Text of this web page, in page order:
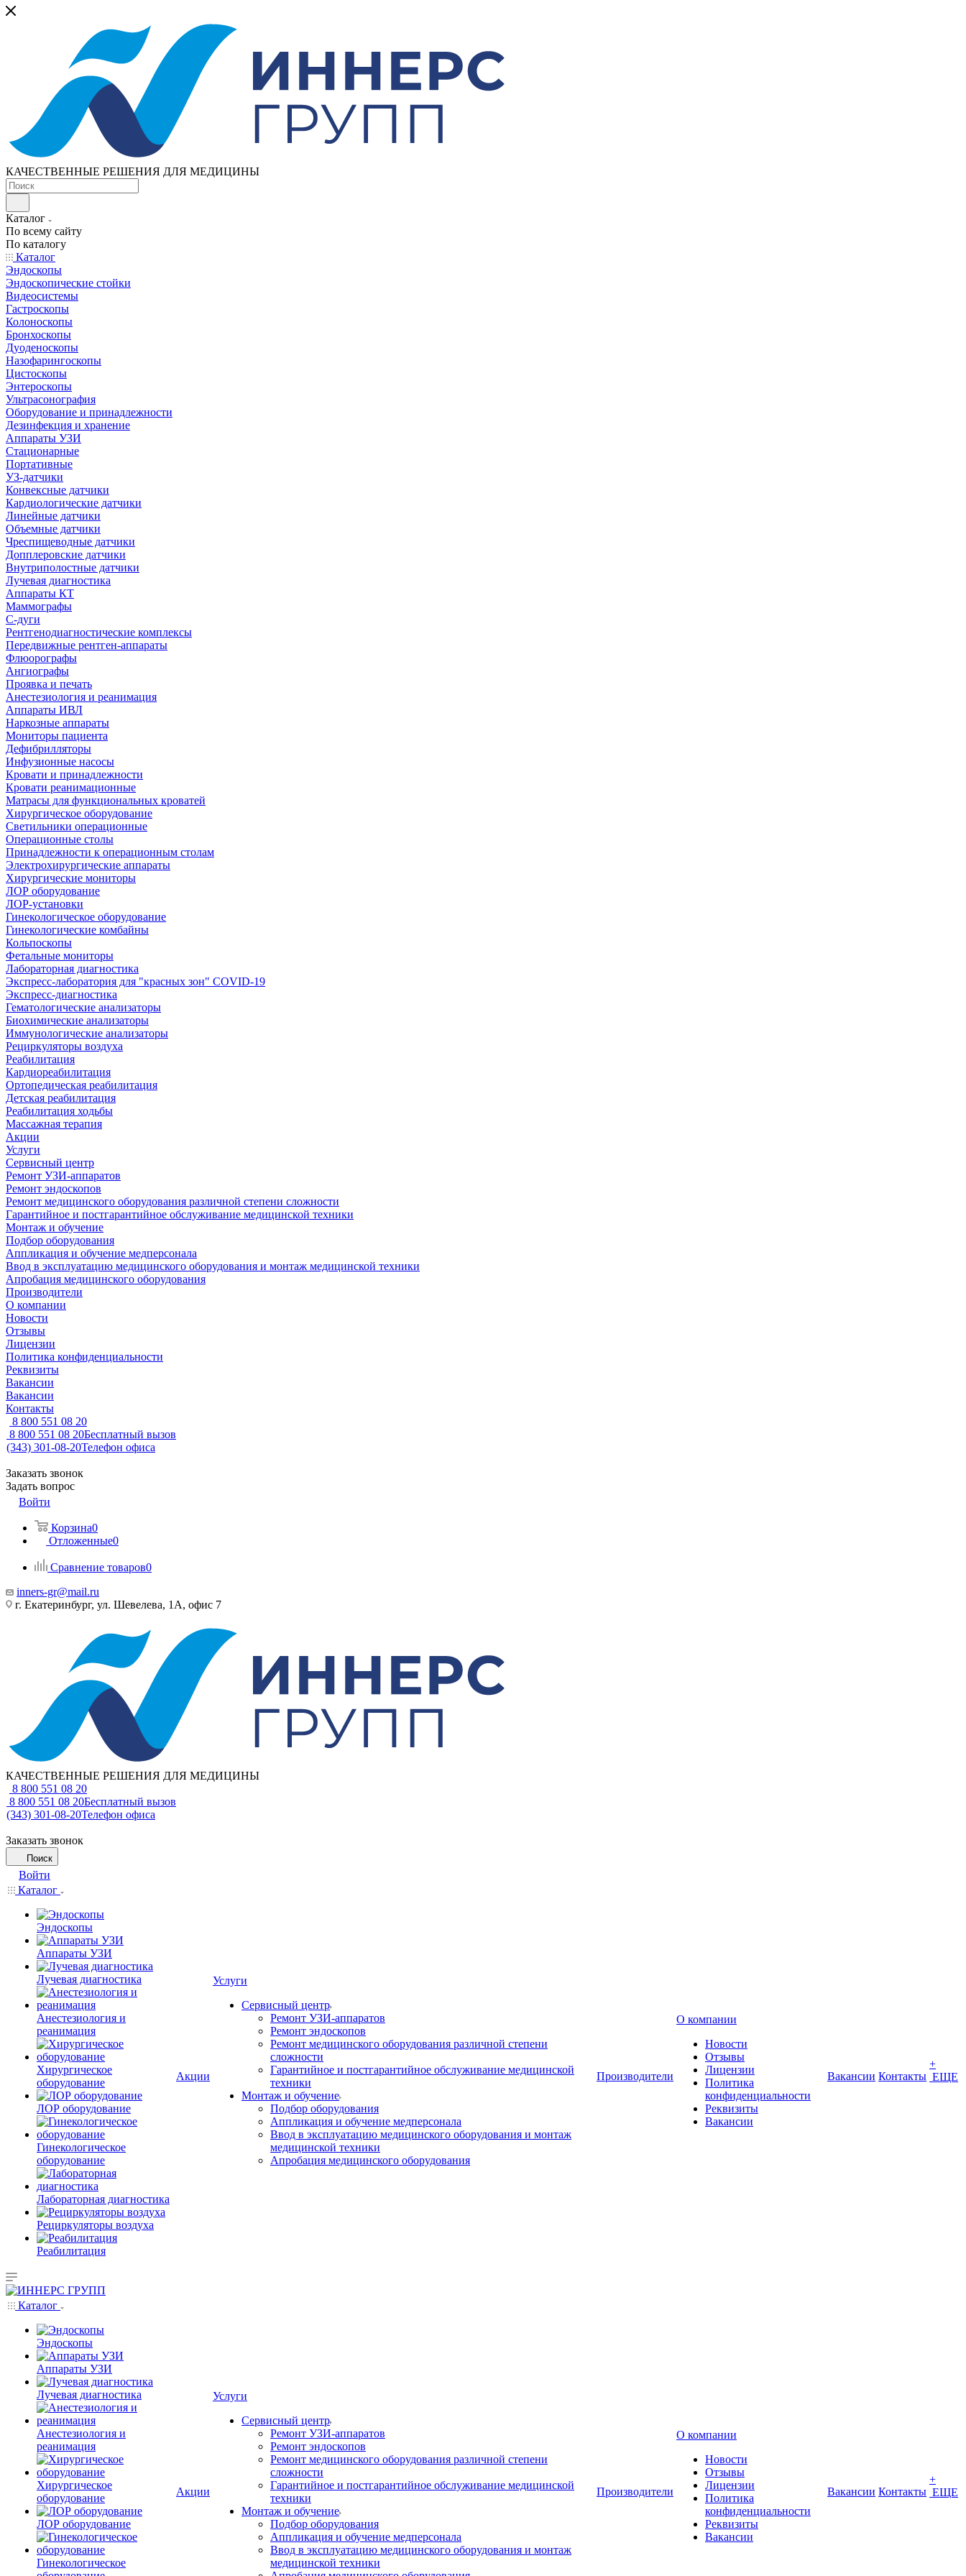
КАЧЕСТВЕННЫЕ РЕШЕНИЯ ДЛЯ МЕДИЦИНЫ
Каталог
По всему сайту
По каталогу
Каталог
Эндоскопы
Эндоскопические стойки
Видеосистемы
Гастроскопы
Колоноскопы
Бронхоскопы
Дуоденоскопы
Назофарингоскопы
Цистоскопы
Энтероскопы
Ультрасонография
Оборудование и принадлежности
Дезинфекция и хранение
Аппараты УЗИ
Стационарные
Портативные
УЗ-датчики
Конвексные датчики
Кардиологические датчики
Линейные датчики
Объемные датчики
Чреспищеводные датчики
Допплеровские датчики
Внутриполостные датчики
Лучевая диагностика
Аппараты КТ
Маммографы
С-дуги
Рентгенодиагностические комплексы
Передвижные рентген-аппараты
Флюорографы
Ангиографы
Проявка и печать
Анестезиология и реанимация
Аппараты ИВЛ
Наркозные аппараты
Мониторы пациента
Дефибрилляторы
Инфузионные насосы
Кровати и принадлежности
Кровати реанимационные
Матрасы для функциональных кроватей
Хирургическое оборудование
Светильники операционные
Операционные столы
Принадлежности к операционным столам
Электрохирургические аппараты
Хирургические мониторы
ЛОР оборудование
ЛОР-установки
Гинекологическое оборудование
Гинекологические комбайны
Кольпоскопы
Фетальные мониторы
Лабораторная диагностика
Экспресс-лаборатория для "красных зон" COVID-19
Экспресс-диагностика
Гематологические анализаторы
Биохимические анализаторы
Иммунологические анализаторы
Рециркуляторы воздуха
Реабилитация
Кардиореабилитация
Ортопедическая реабилитация
Детская реабилитация
Реабилитация ходьбы
Массажная терапия
Акции
Услуги
Сервисный центр
Ремонт УЗИ-аппаратов
Ремонт эндоскопов
Ремонт медицинского оборудования различной степени сложности
Гарантийное и постгарантийное обслуживание медицинской техники
Монтаж и обучение
Подбор оборудования
Аппликация и обучение медперсонала
Ввод в эксплуатацию медицинского оборудования и монтаж медицинской техники
Апробация медицинского оборудования
Производители
О компании
Новости
Отзывы
Лицензии
Политика конфиденциальности
Реквизиты
Вакансии
Вакансии
Контакты
8 800 551 08 20
8 800 551 08 20Бесплатный вызов
(343) 301-08-20Телефон офиса
Заказать звонок
Задать вопрос
Войти
Корзина0
Отложенные0
Сравнение товаров0
inners-gr@mail.ru
г. Екатеринбург, ул. Шевелева, 1А, офис 7
КАЧЕСТВЕННЫЕ РЕШЕНИЯ ДЛЯ МЕДИЦИНЫ
8 800 551 08 20
8 800 551 08 20Бесплатный вызов
(343) 301-08-20Телефон офиса
Заказать звонок
Поиск
Войти
Каталог
Эндоскопы
Аппараты УЗИ
Лучевая диагностика
Анестезиология и
реанимация
Хирургическое
оборудование
ЛОР оборудование
Гинекологическое
оборудование
Лабораторная диагностика
Рециркуляторы воздуха
Реабилитация
Акции
Услуги
Сервисный центр
Ремонт УЗИ-аппаратов
Ремонт эндоскопов
Ремонт медицинского оборудования различной степени
сложности
Гарантийное и постгарантийное обслуживание медицинской
техники
Монтаж и обучение
Подбор оборудования
Аппликация и обучение медперсонала
Ввод в эксплуатацию медицинского оборудования и монтаж
медицинской техники
Апробация медицинского оборудования
Производители
О компании
Новости
Отзывы
Лицензии
Политика
конфиденциальности
Реквизиты
Вакансии
Вакансии Контакты
+
ЕЩЕ
Каталог
Эндоскопы
Аппараты УЗИ
Лучевая диагностика
Анестезиология и
реанимация
Хирургическое
оборудование
ЛОР оборудование
Гинекологическое
Акции
Услуги
Сервисный центр
Ремонт УЗИ-аппаратов
Ремонт эндоскопов
Ремонт медицинского оборудования различной степени
сложности
Гарантийное и постгарантийное обслуживание медицинской
техники
Монтаж и обучение
Подбор оборудования
Аппликация и обучение медперсонала
Ввод в эксплуатацию медицинского оборудования и монтаж
медицинской техники
Производители
О компании
Новости
Отзывы
Лицензии
Политика
конфиденциальности
Реквизиты
Вакансии
Вакансии Контакты
+
ЕЩЕ